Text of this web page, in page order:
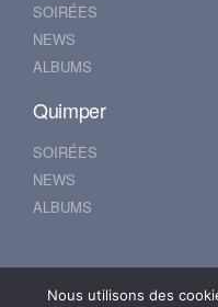
SOIRÉES
NEWS
ALBUMS
Quimper
SOIRÉES
NEWS
ALBUMS
Nantes
Nous utilisons des